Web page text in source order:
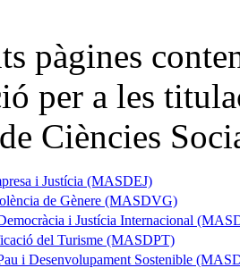
pàgines
per a les
Ciències
i Justícia (MASDEJ)
de Gènere (MASDVG)
i Justícia Internacional
del Turisme (MASDPT)
i Desenvolupament Sostenible